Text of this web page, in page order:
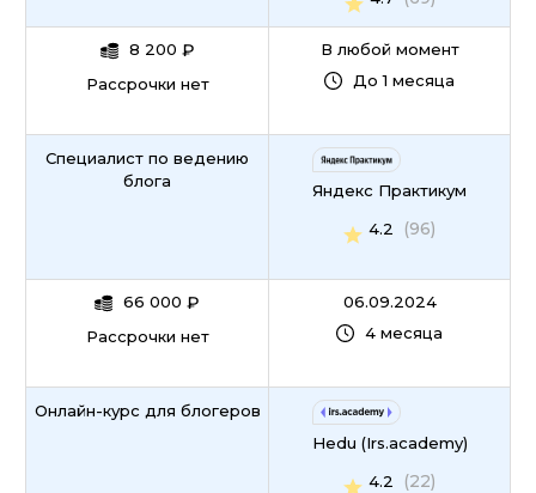
8 200 ₽
Рассрочки нет
В любой момент
До 1 месяца
Специалист по ведению
блога
66 000 ₽
Рассрочки нет
Яндекс Практикум
4.2
(96)
06.09.2024
4 месяца
Онлайн-курс для блогеров
Hedu (Irs.academy)
4.2
(22)